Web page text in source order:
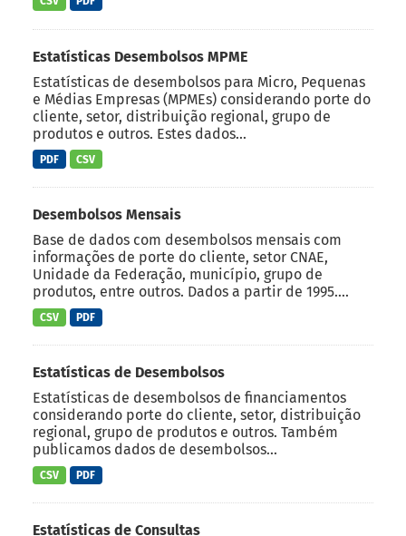
Estatísticas Desembolsos MPME
Estatísticas de desembolsos para Micro, Pequenas
e Médias Empresas (MPMEs) considerando porte do
cliente, setor, distribuição regional, grupo de
produtos e outros. Estes dados...
PDF CSV
Desembolsos Mensais
Base de dados com desembolsos mensais com
informações de porte do cliente, setor CNAE,
Unidade da Federação, município, grupo de
produtos, entre outros. Dados a partir de 1995....
CSV PDF
Estatísticas de Desembolsos
Estatísticas de desembolsos de financiamentos
considerando porte do cliente, setor, distribuição
regional, grupo de produtos e outros. Também
publicamos dados de desembolsos...
CSV PDF
Estatísticas de Consultas